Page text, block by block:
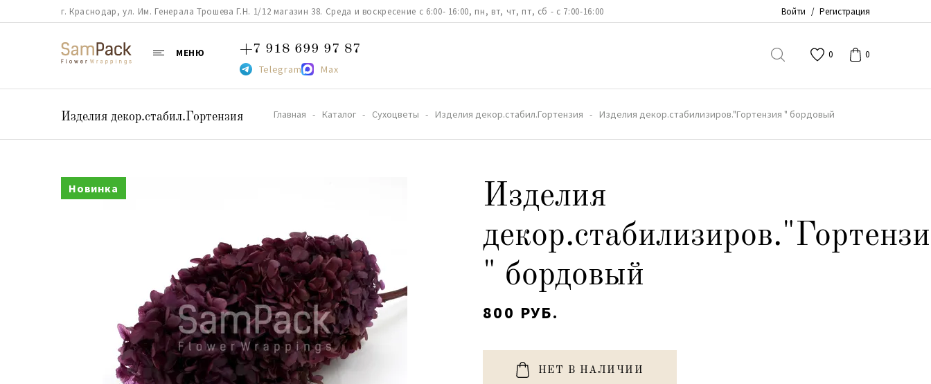
г. Краснодар, ул. Им. Генерала Трошева Г.Н. 1/12 магазин 38. Среда и воскресение с 6:00- 16:00, пн, вт, чт, пт, сб - с 7:00-16:00 Войти / Регистрация
МЕНЮ +7 918 699 97 87
Telegram Max
0 0
Изделия декор.стабил.Гортензия Главная Каталог Сухоцветы Изделия декор.стабил.Гортензия Изделия декор.стабилизиров."Гортензия " бордовый
Новинка
Изделия
" бордовый
800 РУБ.
НЕТ В НАЛИЧИИ